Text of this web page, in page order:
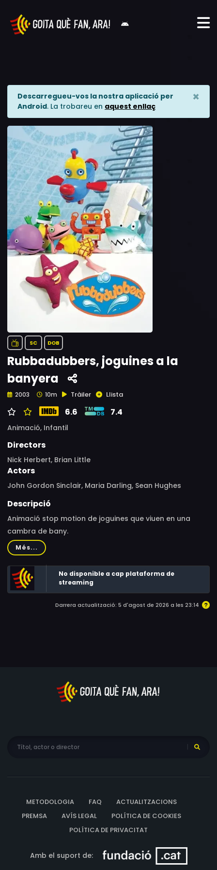
Descarregueu-vos la nostra aplicació per
Android. La trobareu en aquest enllaç
×
SC DOB
Rubbadubbers, joguines a la
banyera
2003 10m Tràiler Llista
6.6 7.4
Animació, Infantil
Directors
Nick Herbert, Brian Little
Actors
John Gordon Sinclair, Maria Darling, Sean Hughes
Descripció
Animació stop motion de joguines que viuen en una
cambra de bany.
Més...
No disponible a cap plataforma de
streaming
Darrera actualització: 5 d'agost de 2026 a les 23:14
METODOLOGIA FAQ
ACTUALITZACIONS
PREMSA
AVÍS LEGAL
POLÍTICA DE COOKIES
POLÍTICA DE PRIVACITAT
Amb el suport de: